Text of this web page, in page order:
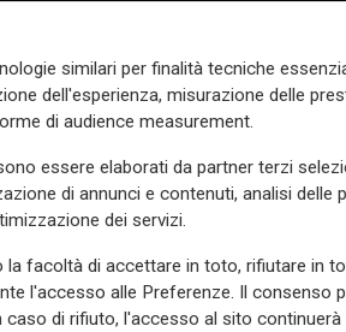
influenzale
Torregrossa e
del Venezia.
il suo iter di
poi ha salutato i
di febbraio.
seguiteci sul
.
similari per finalità tecniche
dell'esperienza, misurazione delle
di audience measurement.
essere elaborati da partner terzi
di annunci e contenuti, analisi delle
dei servizi.
la facoltà di accettare in toto, rifiutare in
l'accesso alle Preferenze. Il consenso
caso di rifiuto, l'accesso al sito